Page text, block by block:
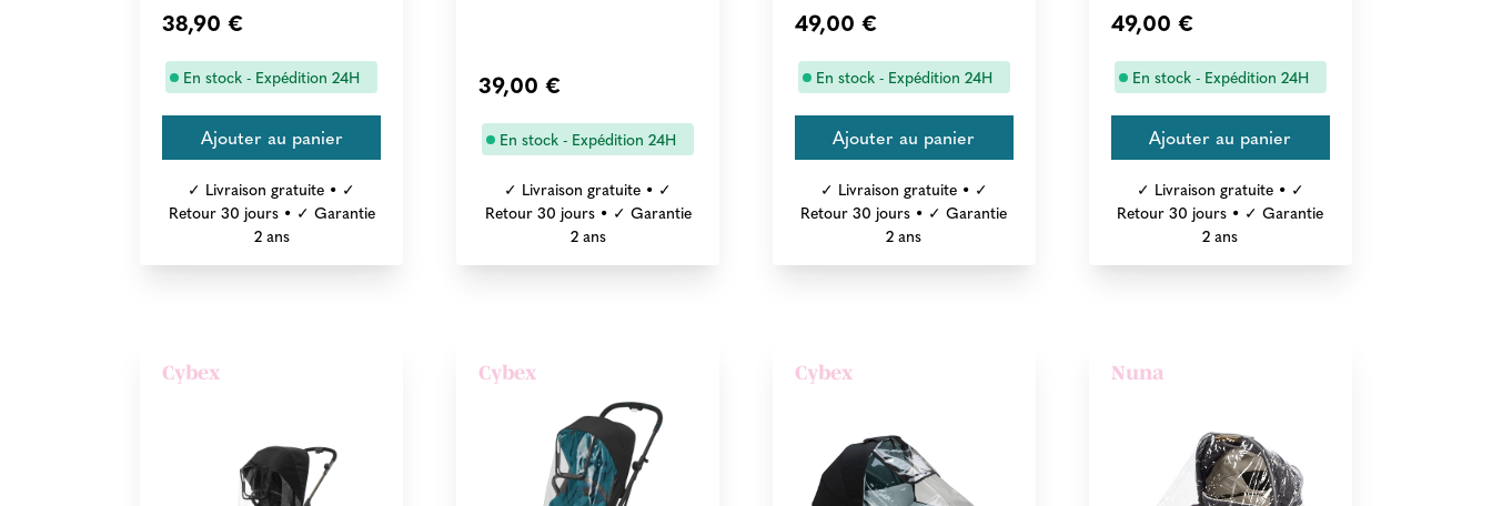
38,90 €
En stock - Expédition 24H
✓ Livraison gratuite • ✓
Retour 30 jours • ✓ Garantie
2 ans
39,00 €
En stock - Expédition 24H
✓ Livraison gratuite • ✓
Retour 30 jours • ✓ Garantie
2 ans
49,00 €
En stock - Expédition 24H
✓ Livraison gratuite • ✓
Retour 30 jours • ✓ Garantie
2 ans
49,00 €
En stock - Expédition 24H
✓ Livraison gratuite • ✓
Retour 30 jours • ✓ Garantie
2 ans
Cybex Cybex Cybex Nuna